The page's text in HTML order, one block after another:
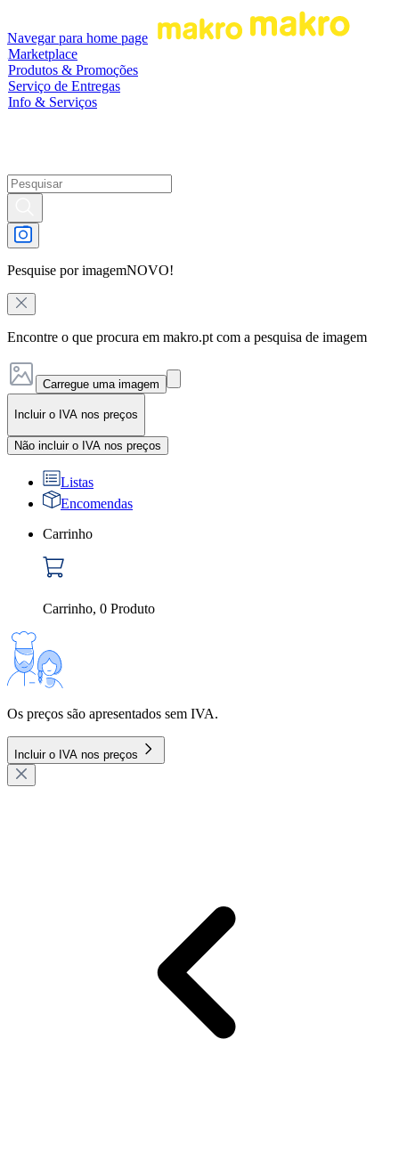
Navegar para home page
Marketplace
Produtos & Promoções
Serviço de Entregas
Info & Serviços
Pesquise por imagemNOVO!
Encontre o que procura em makro.pt com a pesquisa de imagem
Carregue uma imagem
Incluir o IVA nos preços
Não incluir o IVA nos preços
Listas
Encomendas
Carrinho
Carrinho, 0 Produto
Os preços são apresentados sem IVA.
Incluir o IVA nos preços